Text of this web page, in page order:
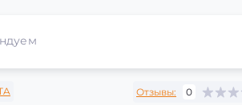
Отзывы: 0